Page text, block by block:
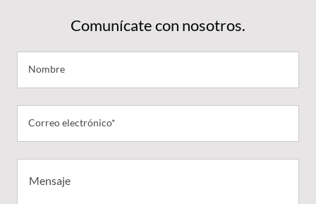
Comunícate con nosotros.
Nombre
Correo electrónico*